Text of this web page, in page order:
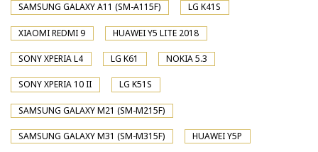
SAMSUNG GALAXY A11 (SM-A115F) LG K41S
XIAOMI REDMI 9 HUAWEI Y5 LITE 2018
SONY XPERIA L4 LG K61 NOKIA 5.3
SONY XPERIA 10 II LG K51S
SAMSUNG GALAXY M21 (SM-M215F)
SAMSUNG GALAXY M31 (SM-M315F) HUAWEI Y5P